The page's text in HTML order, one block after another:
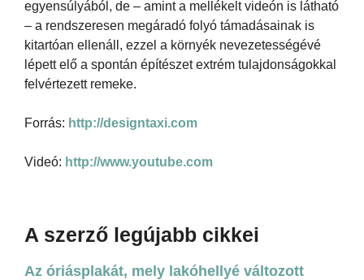
egyensúlyából, de – amint a mellékelt videón is látható
– a rendszeresen megáradó folyó támadásainak is
kitartóan ellenáll, ezzel a környék nevezetességévé
lépett elő a spontán építészet extrém tulajdonságokkal
felvértezett remeke.
Forrás: http://designtaxi.com
Videó: http://www.youtube.com
A szerző legújabb cikkei
Az óriásplakát, mely lakóhellyé változott